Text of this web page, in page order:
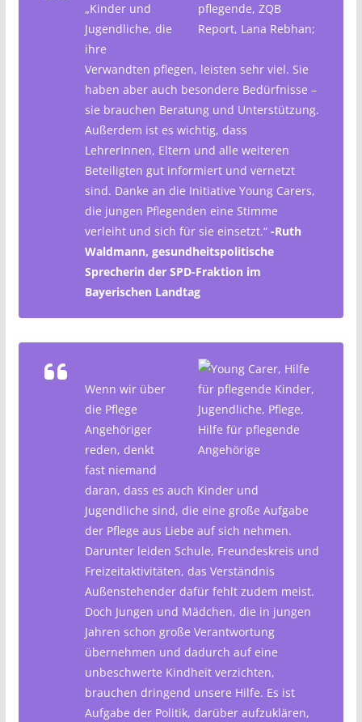
„Kinder und
Jugendliche, die
ihre
Verwandten pflegen, leisten sehr viel. Sie
haben aber auch besondere Bedürfnisse –
sie brauchen Beratung und Unterstützung.
Außerdem ist es wichtig, dass
LehrerInnen, Eltern und alle weiteren
Beteiligten gut informiert und vernetzt
sind. Danke an die Initiative Young Carers,
die jungen Pflegenden eine Stimme
verleiht und sich für sie einsetzt.“ -Ruth
Waldmann, gesundheitspolitische
Sprecherin der SPD-Fraktion im
Bayerischen Landtag
Wenn wir über
die Pflege
Angehöriger
reden, denkt
fast niemand
daran, dass es auch Kinder und
Jugendliche sind, die eine große Aufgabe
der Pflege aus Liebe auf sich nehmen.
Darunter leiden Schule, Freundeskreis und
Freizeitaktivitäten, das Verständnis
Außenstehender dafür fehlt zudem meist.
Doch Jungen und Mädchen, die in jungen
Jahren schon große Verantwortung
übernehmen und dadurch auf eine
unbeschwerte Kindheit verzichten,
brauchen dringend unsere Hilfe. Es ist
Aufgabe der Politik, darüber aufzuklären,